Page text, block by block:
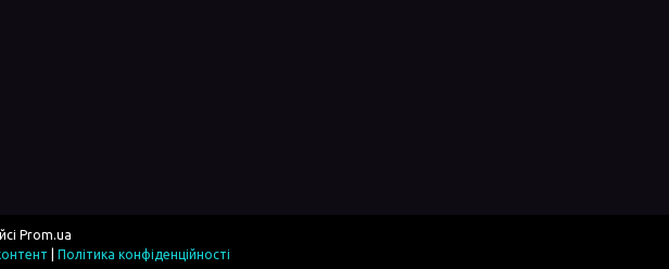
Prom.ua
Політика конфіденційності